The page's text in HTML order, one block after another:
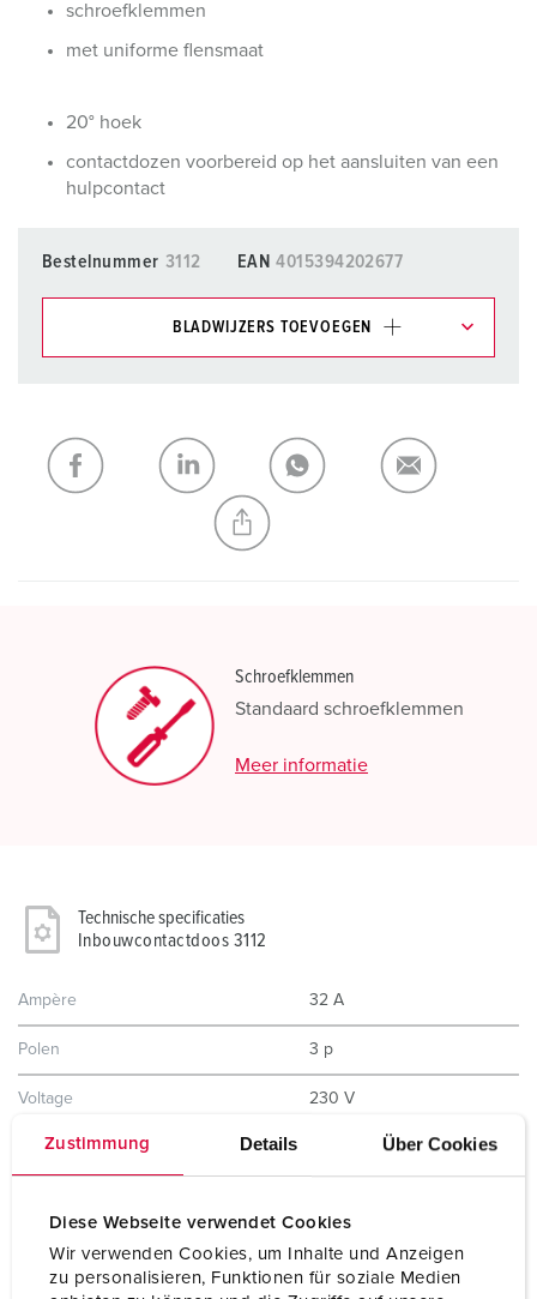
Zustimmung Details Über Cookies
Diese Webseite verwendet Cookies
Wir verwenden Cookies, um Inhalte und Anzeigen
zu personalisieren, Funktionen für soziale Medien
schroefklemmen
met uniforme flensmaat
20° hoek
contactdozen voorbereid op het aansluiten van een
hulpcontact
Bestelnummer 3112 EAN 4015394202677
BLADWIJZERS TOEVOEGEN
Mijn lijst TOEVOEGEN
NIEUW LIJST MAKEN
Schroefklemmen
Standaard schroefklemmen
Meer informatie
Technische specificaties
Inbouwcontactdoos 3112
Ampère 32 A
Polen 3 p
Voltage 230 V
Uurstand
Aansluittechniek schroefklemmen
Contacten standaard